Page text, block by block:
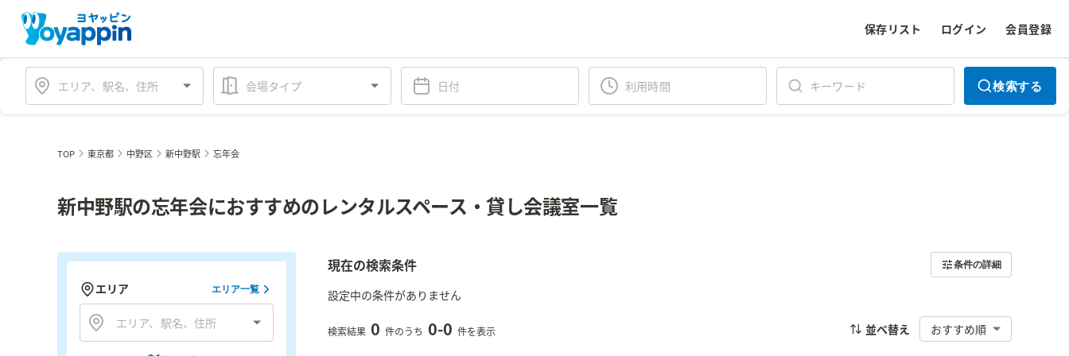
保存リスト ログイン 会員登録
会場タイプ 検索する
TOP 東京都 中野区 新中野駅 忘年会
新中野駅の忘年会におすすめのレンタルスペース・貸し会議室一覧
現在の検索条件 条件の詳細
設定中の条件がありません
検索結果 0 件のうち 0-0 件を表示 並べ替え おすすめ順
エリア エリア一覧